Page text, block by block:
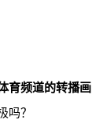
育频道的转播画
吗？